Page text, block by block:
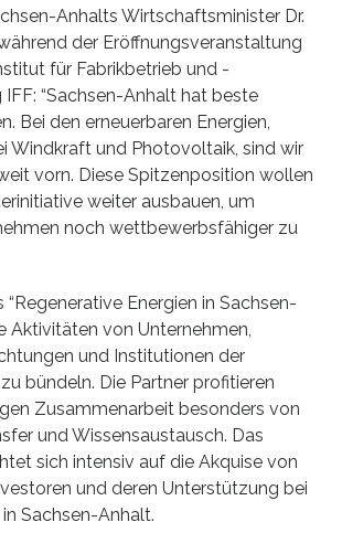
Anhalts Wirtschaftsminister Dr.
der Eröffnungsveranstaltung
für Fabrikbetrieb und -
“Sachsen-Anhalt hat beste
Bei den erneuerbaren Energien,
Windkraft und Photovoltaik, sind wir
vorn. Diese Spitzenposition wollen
weiter ausbauen, um
noch wettbewerbsfähiger zu
“Regenerative Energien in Sachsen-
Aktivitäten von Unternehmen,
und Institutionen der
bündeln. Die Partner profitieren
Zusammenarbeit besonders von
und Wissensaustausch. Das
sich intensiv auf die Akquise von
und deren Unterstützung bei
Sachsen-Anhalt.